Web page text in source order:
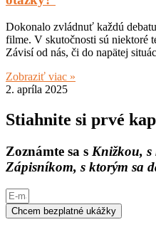
Dokonalo zvládnuť každú
filme. V skutočnosti sú niektoré
Závisí od nás, či do napätej
Zobraziť viac »
2. apríla 2025
Stiahnite si prvé
Zoznámte sa s Knižkou,
Zápisníkom, s ktorým sa
Chcem bezplatné ukážky